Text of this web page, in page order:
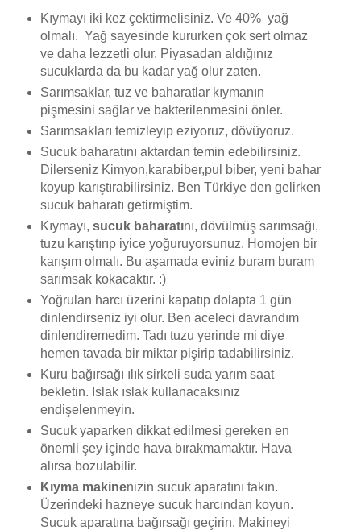
Kıymayı iki kez çektirmelisiniz. Ve 40% yağ
olmalı. Yağ sayesinde kururken çok sert olmaz
ve daha lezzetli olur. Piyasadan aldığınız
sucuklarda da bu kadar yağ olur zaten.
Sarımsaklar, tuz ve baharatlar kıymanın
pişmesini sağlar ve bakterilenmesini önler.
Sarımsakları temizleyip eziyoruz, dövüyoruz.
Sucuk baharatını aktardan temin edebilirsiniz.
Dilerseniz Kimyon,karabiber,pul biber, yeni bahar
koyup karıştırabilirsiniz. Ben Türkiye den gelirken
sucuk baharatı getirmiştim.
Kıymayı, sucuk baharatını, dövülmüş sarımsağı,
tuzu karıştırıp iyice yoğuruyorsunuz. Homojen bir
karışım olmalı. Bu aşamada eviniz buram buram
sarımsak kokacaktır. :)
Yoğrulan harcı üzerini kapatıp dolapta 1 gün
dinlendirseniz iyi olur. Ben aceleci davrandım
dinlendiremedim. Tadı tuzu yerinde mi diye
hemen tavada bir miktar pişirip tadabilirsiniz.
Kuru bağırsağı ılık sirkeli suda yarım saat
bekletin. Islak ıslak kullanacaksınız
endişelenmeyin.
Sucuk yaparken dikkat edilmesi gereken en
önemli şey içinde hava bırakmamaktır. Hava
alırsa bozulabilir.
Kıyma makinenizin sucuk aparatını takın.
Üzerindeki hazneye sucuk harcından koyun.
Sucuk aparatına bağırsağı geçirin. Makineyi